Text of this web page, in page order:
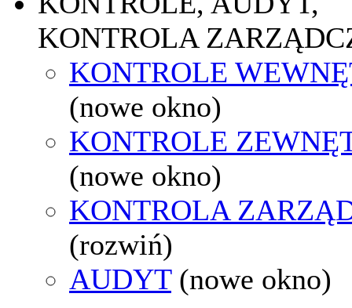
KONTROLA
KONTROLE
(nowe okno)
KONTROLE
(nowe okno)
KONTROLA
(rozwiń)
AUDYT (nowe okno)